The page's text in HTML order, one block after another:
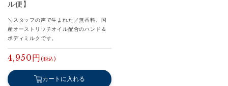
ル便】
＼スタッフの声で生まれた／無香料、国
産オーストリッチオイル配合のハンド＆
ボディミルクです。
4,950円
カートに入れる